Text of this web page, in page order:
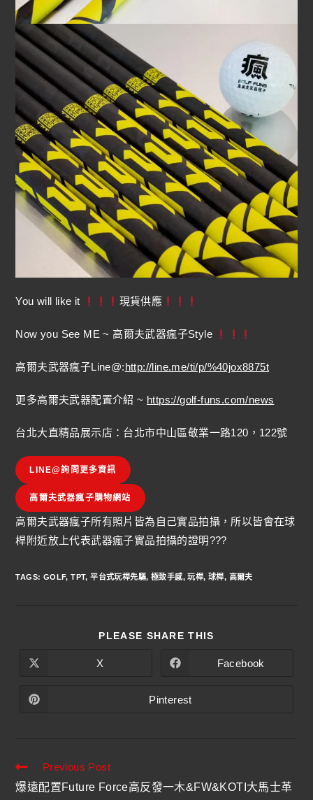
You will like it 現貨供應
Now you See ME ~ 高爾夫武器瘋子Style
高爾夫武器瘋子Line@:http://line.me/ti/p/%40jox8875t
更多高爾夫武器配置介紹 ~ https://golf-funs.com/news
台北大直精品展示店：台北市中山區敬業一路120，122號
LINE@詢問更多資訊
高爾夫武器瘋子購物網站
高爾夫武器瘋子所有照片皆為自己實品拍攝，所以皆會在球
桿附近放上代表武器瘋子實品拍攝的證明???
TAGS: GOLF, TPT, 平台式玩桿先驅, 極致手感, 玩桿, 球桿, 高爾夫
PLEASE SHARE THIS
X Facebook
Pinterest
Previous Post
爆遠配置Future Force高反發一木&FW&KOTI大馬士革